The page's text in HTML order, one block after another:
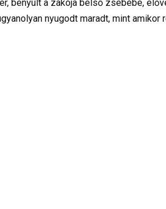
benyúlt a zakója belső zsebébe,
nyugodt maradt, mint amikor